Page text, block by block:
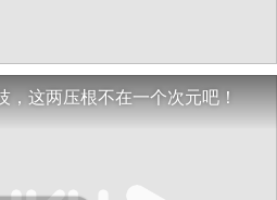
这两压根不在一个次元吧！